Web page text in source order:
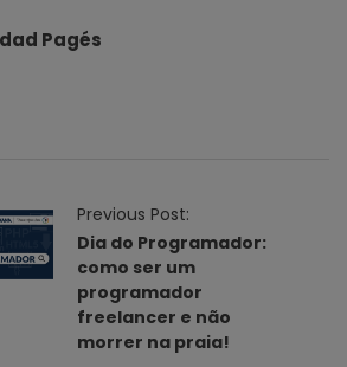
Pagés
Previous Post:
Dia do Programador:
como ser um
programador
freelancer e não
morrer na praia!